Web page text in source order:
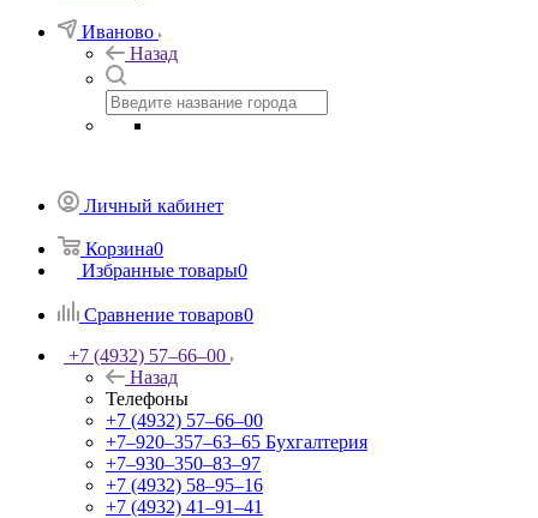
Иваново
Назад
Личный кабинет
Корзина0
Избранные товары0
Сравнение товаров0
+7 (4932) 57‒66‒00
Назад
Телефоны
+7 (4932) 57‒66‒00
+7‒920‒357‒63‒65 Бухгалтерия
+7‒930‒350‒83‒97
+7 (4932) 58‒95‒16
+7 (4932) 41‒91‒41